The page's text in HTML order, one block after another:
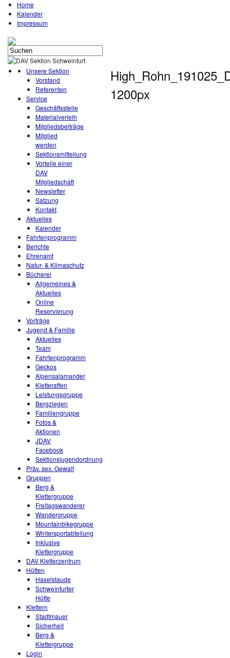
Home
Kalender
Impressum
Unsere Sektion
Vorstand
Referenten
Service
Geschäftsstelle
Materialverleih
Mitgliedsbeiträge
Mitglied
werden
Sektionsmitteilung
Vorteile einer
DAV
Mitgliedschaft
Newsletter
Satzung
Kontakt
Aktuelles
Kalender
Fahrtenprogramm
Berichte
Ehrenamt
Natur- & Klimaschutz
Bücherei
Allgemeines &
Aktuelles
Online
Reservierung
Vorträge
Jugend & Familie
Aktuelles
Team
Fahrtenprogramm
Geckos
Alpensalamander
Kletteraffen
Leistungsgruppe
Bergziegen
Familiengruppe
Fotos &
Aktionen
JDAV
Facebook
Sektionsjugendordnung
Präv. sex. Gewalt
Gruppen
Berg &
Klettergruppe
Freitagswanderer
Wandergruppe
Mountainbikegruppe
Wintersportabteilung
Inklusive
Klettergruppe
DAV Kletterzentrum
Hütten
Haselstaude
Schweinfurter
Hütte
Klettern
Stadtmauer
Sicherheit
Berg &
Klettergruppe
Login
1200px